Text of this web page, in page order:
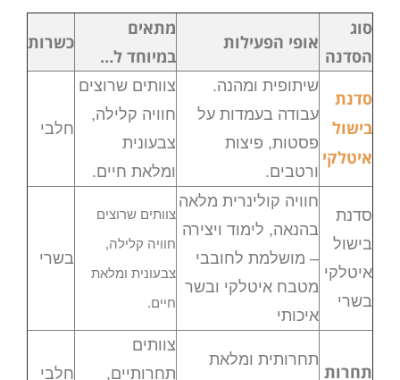
סוג
הסדנה
אופי הפעילות
מתאים
במיוחד ל…
כשרות
סדנת
בישול
איטלקי
שיתופית ומהנה.
עבודה בעמדות על
פסטות, פיצות
ורטבים.
צוותים שרוצים
חוויה קלילה,
צבעונית
ומלאת חיים.
חלבי
סדנת
בישול
איטלקי
בשרי
חוויה קולינרית מלאה
בהנאה, לימוד ויצירה
– מושלמת לחובבי
מטבח איטלקי ובשר
איכותי
צוותים שרוצים
חוויה קלילה,
צבעונית ומלאת
חיים.
בשרי
תחרות
תחרותית ומלאת
צוותים
תחרותיים,
חלבי